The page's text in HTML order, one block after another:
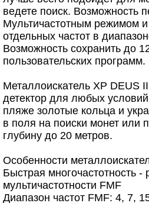
ведете поиск. Возможность
Мультичастотным режимом
отдельных частот в
Возможность сохранить до
пользовательских программ.
Металлоискатель XP DEUS
детектор для любых
пляже золотые кольца и
в поля на поиски монет или
глубину до 20 метров.
Особенности
Быстрая многочастотность -
мультичастотности FMF
Диапазон частот FMF: 4, 7,